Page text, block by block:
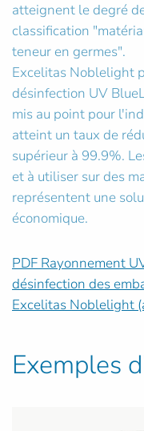
atteignent le degré
classification
teneur en germes".
Excelitas Noblelight
désinfection UV
mis au point pour
atteint un taux de
supérieur à 99.9%.
et à utiliser sur des
représentent une
économique.
PDF Rayonnement
désinfection des
Excelitas Noblelight
Exemples